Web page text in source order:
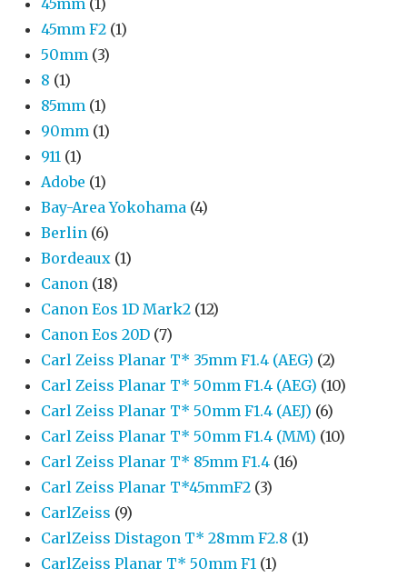
45mm F2 (1)
50mm (3)
8 (1)
85mm (1)
90mm (1)
911 (1)
Adobe (1)
Bay-Area Yokohama (4)
Berlin (6)
Bordeaux (1)
Canon (18)
Canon Eos 1D Mark2 (12)
Canon Eos 20D (7)
Carl Zeiss Planar T* 35mm F1.4 (AEG) (2)
Carl Zeiss Planar T* 50mm F1.4 (AEG) (10)
Carl Zeiss Planar T* 50mm F1.4 (AEJ) (6)
Carl Zeiss Planar T* 50mm F1.4 (MM) (10)
Carl Zeiss Planar T* 85mm F1.4 (16)
Carl Zeiss Planar T*45mmF2 (3)
CarlZeiss (9)
CarlZeiss Distagon T* 28mm F2.8 (1)
CarlZeiss Planar T* 50mm F1 (1)